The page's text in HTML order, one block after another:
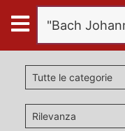
Digital
Humanities
Donazioni
Pubblicazioni